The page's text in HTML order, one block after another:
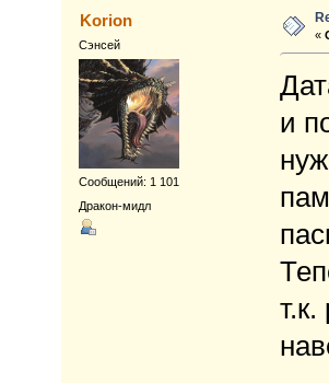
Korion
Сэнсей
Сообщений: 1 101
Дракон-мидл
«
и